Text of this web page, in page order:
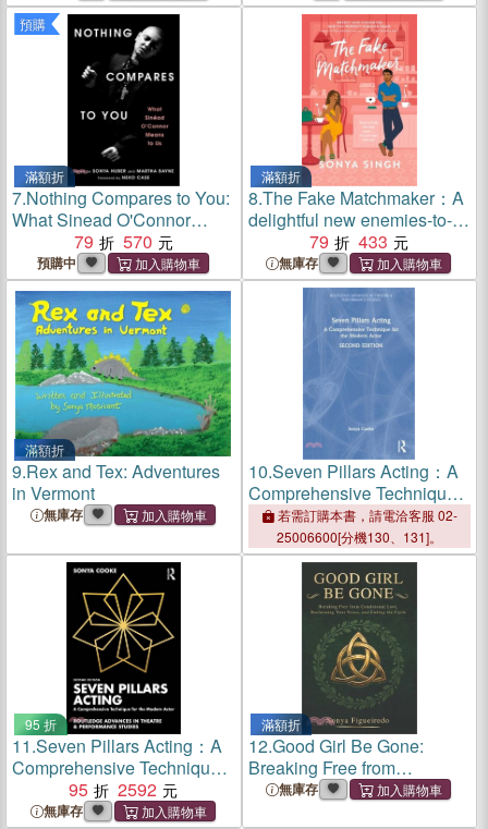
預購
滿額折
7.Nothing Compares to You:
What Sinead O'Connor
Means to Us
79 570
預購中
滿額折
8.The Fake Matchmaker：A
delightful new enemies-to-
lovers romance, the perfect
read for summer
79 433
無庫存
滿額折
9.Rex and Tex: Adventures
in Vermont
無庫存
10.Seven Pillars Acting：A
Comprehensive Technique
for the Modern Actor
若需訂購本書，請電洽客服 02-
25006600[分機130、131]。
95 折
11.Seven Pillars Acting：A
Comprehensive Technique
for the Modern Actor
95 2592
無庫存
滿額折
12.Good Girl Be Gone:
Breaking Free from
Conditional Love,
無庫存